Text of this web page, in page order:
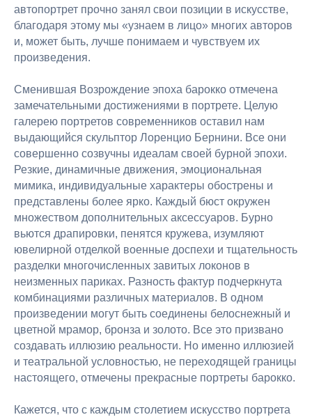
автопортрет прочно занял свои позиции в искусстве,
благодаря этому мы «узнаем в лицо» многих авторов
и, может быть, лучше понимаем и чувствуем их
произведения.
Сменившая Возрождение эпоха барокко отмечена
замечательными достижениями в портрете. Целую
галерею портретов современников оставил нам
выдающийся скульптор Лоренцио Бернини. Все они
совершенно созвучны идеалам своей бурной эпохи.
Резкие, динамичные движения, эмоциональная
мимика, индивидуальные характеры обострены и
представлены более ярко. Каждый бюст окружен
множеством дополнительных аксессуаров. Бурно
вьются драпировки, пенятся кружева, изумляют
ювелирной отделкой военные доспехи и тщательность
разделки многочисленных завитых локонов в
неизменных париках. Разность фактур подчеркнута
комбинациями различных материалов. В одном
произведении могут быть соединены белоснежный и
цветной мрамор, бронза и золото. Все это призвано
создавать иллюзию реальности. Но именно иллюзией
и театральной условностью, не переходящей границы
настоящего, отмечены прекрасные портреты барокко.
Кажется, что с каждым столетием искусство портрета